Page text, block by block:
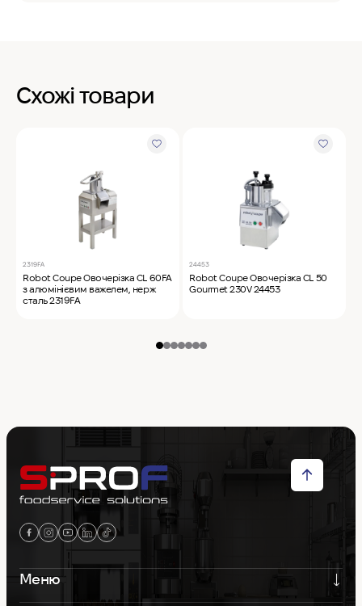
Схожі товари
2319FA
Robot Coupe Овочерізка CL 60FA
з алюмінієвим важелем, нерж
сталь 2319FA
24453
Robot Coupe Овочерізка CL 50
Gourmet 230V 24453
Меню